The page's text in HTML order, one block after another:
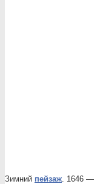
Зимний пейзаж. 1646 —